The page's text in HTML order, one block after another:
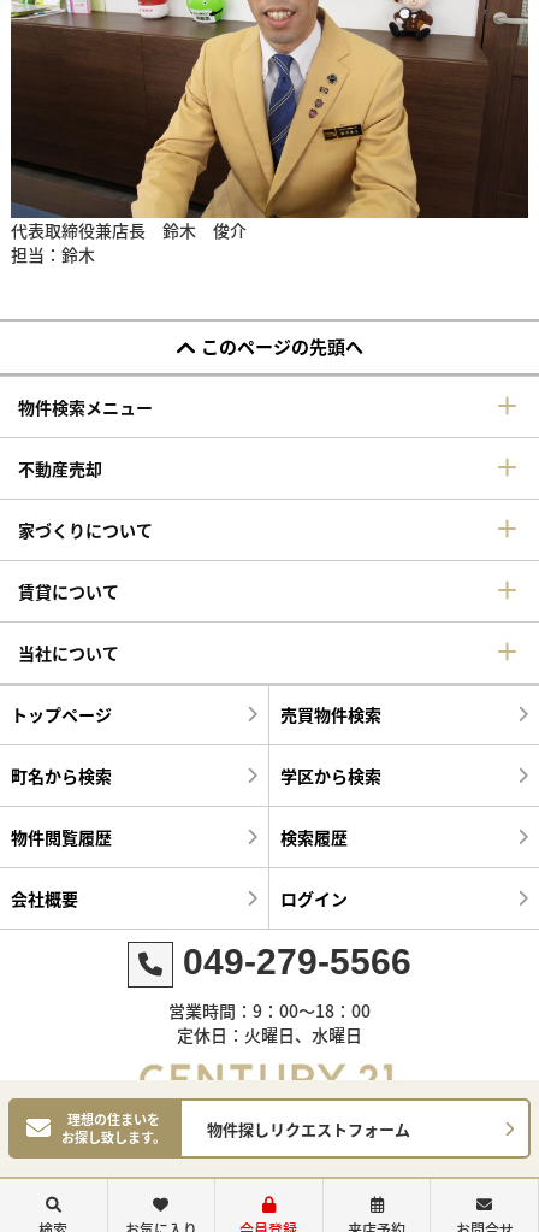
理想の住まいを
お探し致します。
物件探しリクエストフォーム
代表取締役兼店長 鈴木 俊介
担当：鈴木
このページの先頭へ
物件検索メニュー
不動産売却
家づくりについて
賃貸について
当社について
トップページ 売買物件検索
町名から検索 学区から検索
物件閲覧履歴 検索履歴
会社概要 ログイン
049-279-5566
営業時間：9：00～18：00
定休日：火曜日、水曜日
©センチュリー21明和ハウス